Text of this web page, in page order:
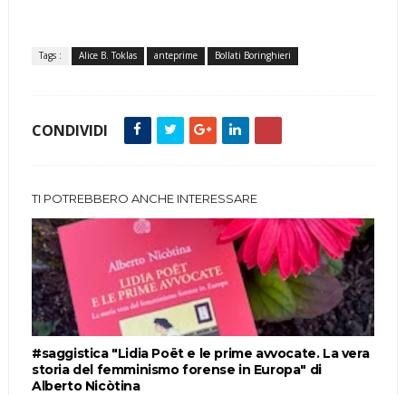
Tags : Alice B. Toklas anteprime Bollati Boringhieri
CONDIVIDI
TI POTREBBERO ANCHE INTERESSARE
#saggistica "Lidia Poët e le prime avvocate. La vera
storia del femminismo forense in Europa" di
Alberto Nicòtina